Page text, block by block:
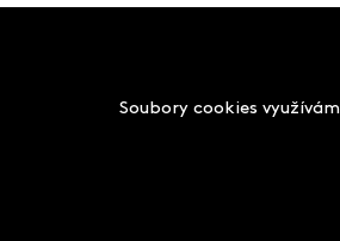
Salon
Soubory cookies